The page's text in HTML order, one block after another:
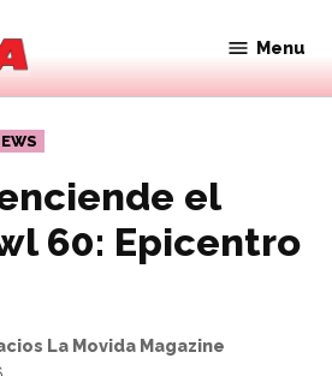
Movida
Magazine
Menu
el
60: Epicentro
La Movida Magazine